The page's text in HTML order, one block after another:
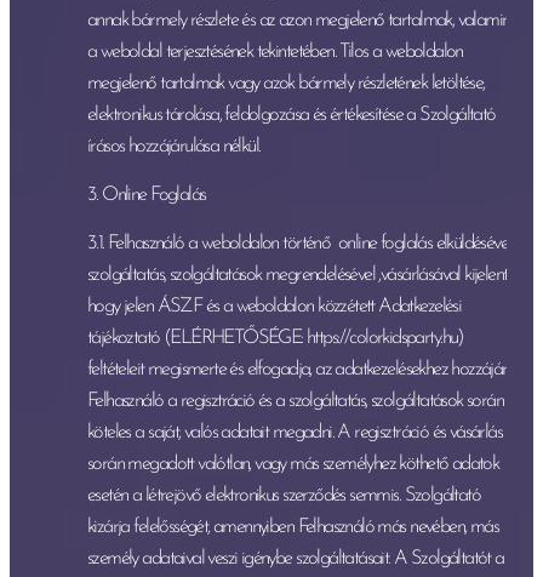
annak bármely részlete és az azon megjelenő tartalmak, valamint
a weboldal terjesztésének tekintetében. Tilos a weboldalon
megjelenő tartalmak vagy azok bármely részletének letöltése,
elektronikus tárolása, feldolgozása és értékesítése a Szolgáltató
írásos hozzájárulása nélkül.
3. Online Foglalás
3.1. Felhasználó a weboldalon történő online foglalás elküldésével ,
szolgáltatás, szolgáltatások megrendelésével ,vásárlásával kijelenti,
hogy jelen ÁSZF és a weboldalon közzétett Adatkezelési
tájékoztató (ELÉRHETŐSÉGE: https://colorkidsparty.hu)
feltételeit megismerte és elfogadja, az adatkezelésekhez hozzájárul.
Felhasználó a regisztráció és a szolgáltatás, szolgáltatások során
köteles a saját, valós adatait megadni. A regisztráció és vásárlás
során megadott valótlan, vagy más személyhez köthető adatok
esetén a létrejövő elektronikus szerződés semmis. Szolgáltató
kizárja felelősségét, amennyiben Felhasználó más nevében, más
személy adataival veszi igénybe szolgáltatásait. A Szolgáltatót a